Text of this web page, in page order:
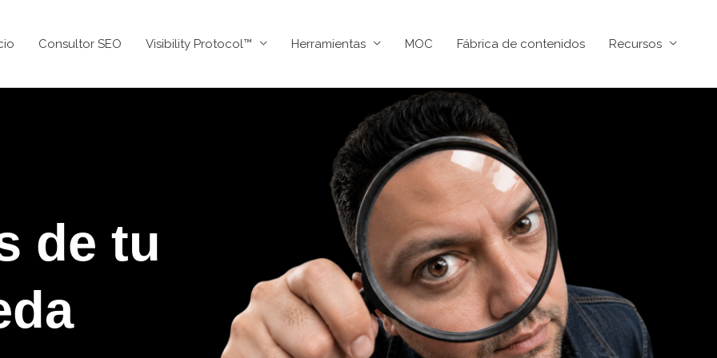
Consultor SEO Visibility Protocol™ Herramientas MOC Fábrica de contenidos Recursos
de tu